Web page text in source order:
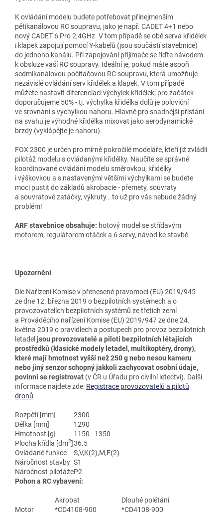
K ovládání modelu budete potřebovat přinejmenším
pětikanálovou RC soupravu, jako je např. CADET 4+1 nebo
nový CADET 6 Pro 2,4GHz. V tom případě se obě serva křidélek
i klapek zapojují pomocí Y-kabelů (jsou součástí stavebnice)
do jednoho kanálu. Při zapojování přijímače se řiďte návodem
k obsluze vaší RC soupravy. Ideální je, pokud máte aspoň
sedmikanálovou počítačovou RC soupravu, která umožňuje
nezávislé ovládání serv křidélek a klapek. V tom případě
můžete nastavit diferenciaci výchylek křidélek; pro začátek
doporučujeme 50% - tj. výchylka křidélka dolů je poloviční
ve srovnání s výchylkou nahoru. Hlavně pro snadnější přistání
na svahu je výhodné křidélka mixovat jako aerodynamické
brzdy (vyklápějte je nahoru).
FOX 2300 je určen pro mírně pokročilé modeláře, kteří již zvládli
pilotáž modelu s ovládanými křidélky. Naučíte se správné
koordinované ovládání modelu směrovkou, křidélky
i výškovkou a s nastavenými většími výchylkami se budete
moci pustit do základů akrobacie - přemety, souvraty
a souvratové zatáčky, výkruty...to už pro vás nebude žádný
problém!
ARF stavebnice obsahuje: hotový model se střídavým
motorem, regulátorem otáček a 6 servy, návod ke stavbě.
Upozornění
Dle Nařízení Komise v přenesené pravomoci (EU) 2019/945
ze dne 12. března 2019 o bezpilotních systémech a o
provozovatelích bezpilotních systémů ze třetích zemí
a Prováděcího nařízení Komise (EU) 2019/947 ze dne 24.
května 2019 o pravidlech a postupech pro provoz bezpilotních
letadel jsou provozovatelé a piloti bezpilotních létajících
prostředků (klasické modely letadel, multikoptéry, drony),
které mají hmotnost vyšší než 250 g nebo nesou kameru
nebo jiný senzor schopný jakkoli zachycovat osobní údaje,
povinni se registrovat (v ČR u Úřadu pro civilní letectví). Další
informace najdete zde: Registrace provozovatelů a pilotů
dronů
Rozpětí [mm]
2300
Délka [mm]
1290
Hmotnost [g]
1150 - 1350
Plocha křídla [dm2]36.5
Ovládané funkce
S,V,K(2),M,F(2)
Náročnost stavby S1
Náročnost pilotážeP2
Pohon a RC vybavení:
Akrobat
Dlouhé polétání
Motor
*CD4108-900 *CD4108-900